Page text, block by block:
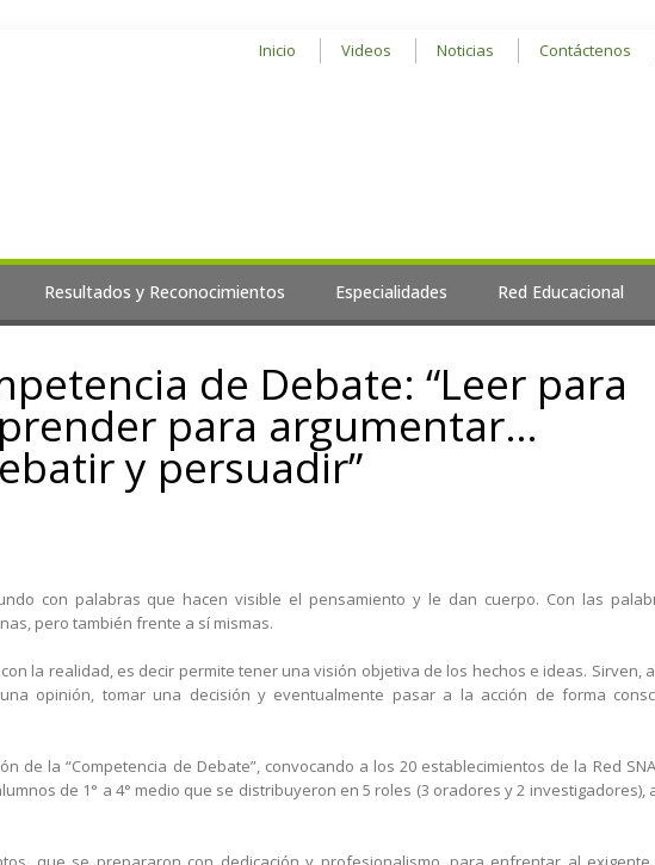
Inicio Videos Noticias Contáctenos
Resultados y Reconocimientos Especialidades Red Educacional
de Debate: “Leer para
para argumentar…
y persuadir”
con palabras que hacen visible el pensamiento y le dan cuerpo. Con las
pero también frente a sí mismas.
la realidad, es decir permite tener una visión objetiva de los hechos e ideas. Sirven,
opinión, tomar una decisión y eventualmente pasar a la acción de forma
de la “Competencia de Debate”, convocando a los 20 establecimientos de la Red
de 1° a 4° medio que se distribuyeron en 5 roles (3 oradores y 2 investigadores),